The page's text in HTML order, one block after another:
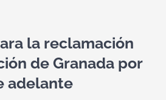
la reclamación
de Granada por
adelante